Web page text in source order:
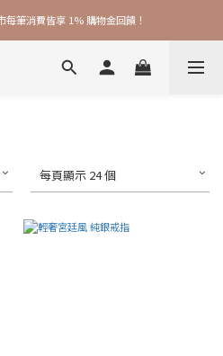
每筆消費皆享 1% 購物金回饋！
每筆消費皆享 1% 購物金回饋！
抵購物金，再送 $50 入會禮
每頁顯示 24 個